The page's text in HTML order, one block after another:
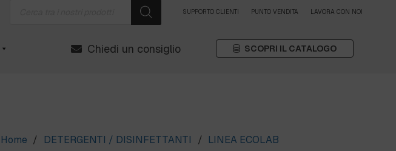
SUPPORTO CLIENTI PUNTO VENDITA LAVORA CON NOI
Chiedi un consiglio SCOPRI IL CATALOGO
Home / DETERGENTI / DISINFETTANTI / LINEA ECOLAB